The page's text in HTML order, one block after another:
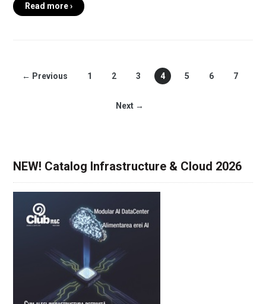
Read more ›
← Previous 1 2 3 4 5 6 7
Next →
NEW! Catalog Infrastructure & Cloud 2026